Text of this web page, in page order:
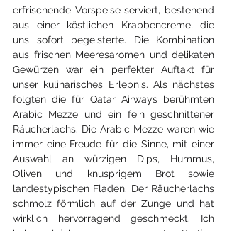
erfrischende Vorspeise serviert, bestehend
aus einer köstlichen Krabbencreme, die
uns sofort begeisterte. Die Kombination
aus frischen Meeresaromen und delikaten
Gewürzen war ein perfekter Auftakt für
unser kulinarisches Erlebnis. Als nächstes
folgten die für Qatar Airways berühmten
Arabic Mezze und ein fein geschnittener
Räucherlachs. Die Arabic Mezze waren wie
immer eine Freude für die Sinne, mit einer
Auswahl an würzigen Dips, Hummus,
Oliven und knusprigem Brot sowie
landestypischen Fladen. Der Räucherlachs
schmolz förmlich auf der Zunge und hat
wirklich hervorragend geschmeckt. Ich